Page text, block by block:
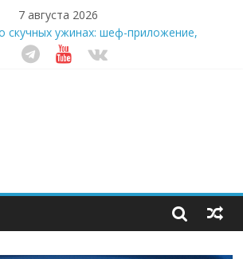
7 августа 2026
скучных ужинах: шеф-приложение,
вашу еду насквозь
как бизнес на полётах дронов и
почему кокосовая вода с
становится главным трендом